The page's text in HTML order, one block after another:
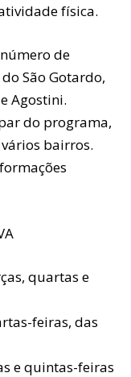
física.
de
São Gotardo,
Agostini.
do programa,
bairros.
quartas e
feiras, das
e quintas-feiras